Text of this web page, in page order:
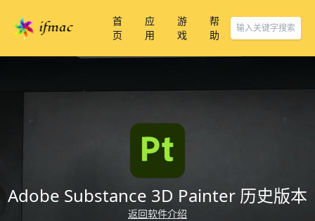
首
页
应
用
游
戏
帮
助
Adobe Substance 3D Painter 历史版本
返回软件介绍